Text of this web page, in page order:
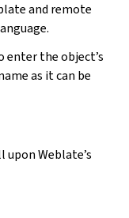
and remote
enter the object’s
as it can be
Weblate’s